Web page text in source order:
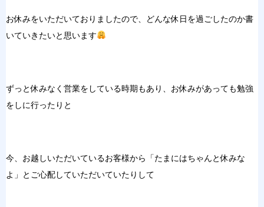
お休みをいただいておりましたので、どんな休日を過ごしたのか書
いていきたいと思います
ずっと休みなく営業をしている時期もあり、お休みがあっても勉強
をしに行ったりと
今、お越しいただいているお客様から「たまにはちゃんと休みな
よ」とご心配していただいていたりして